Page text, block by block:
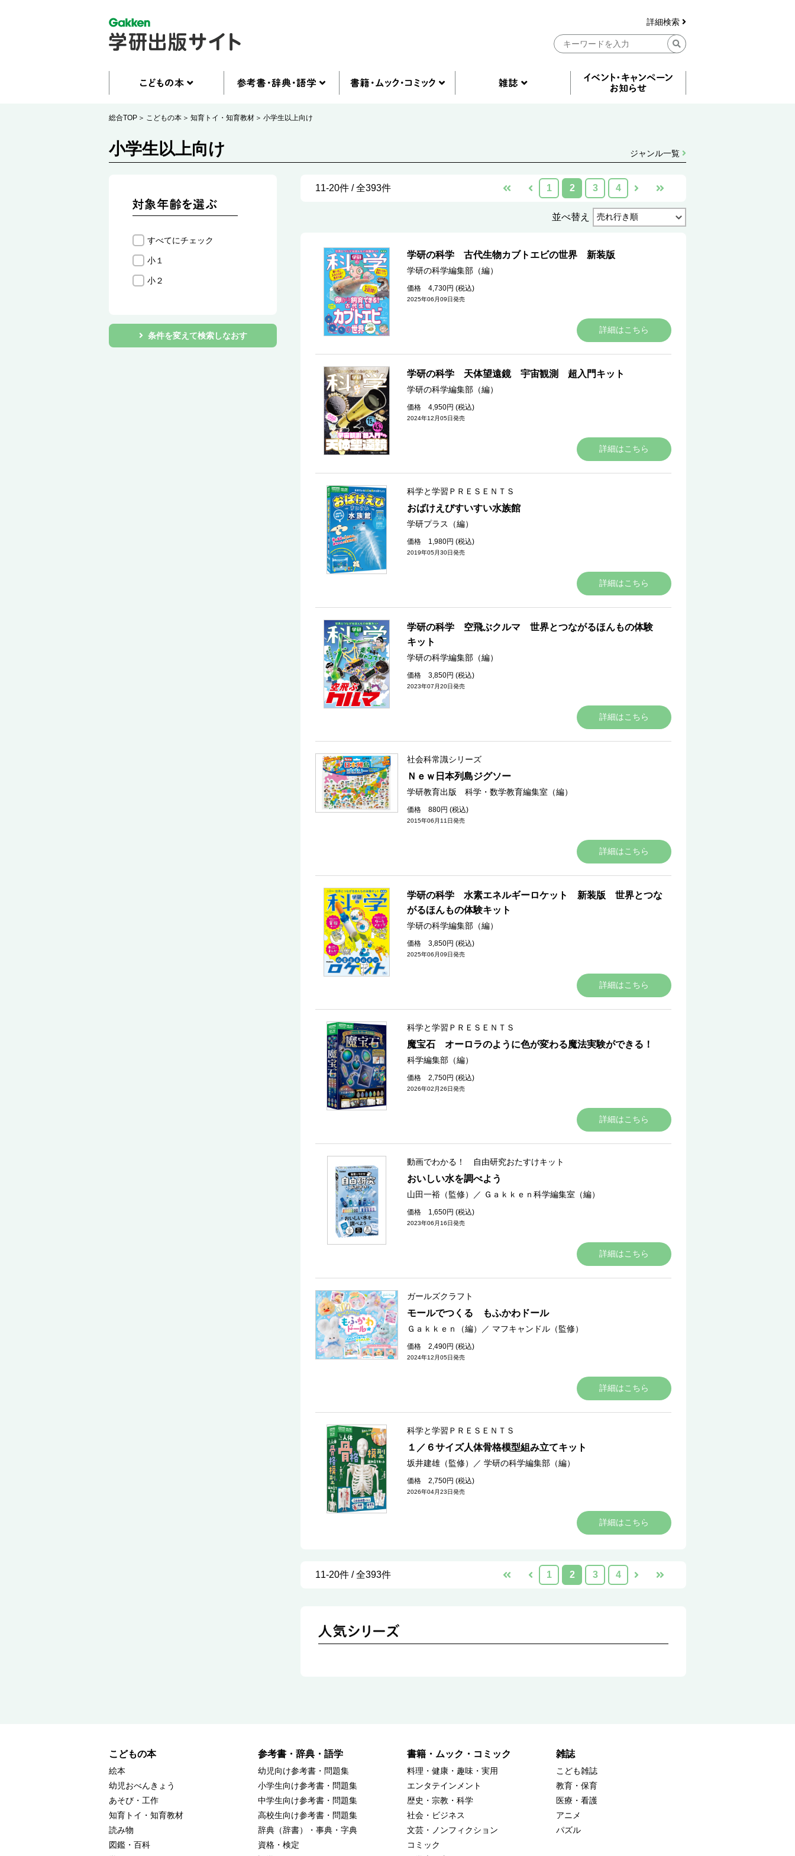
詳細検索
総合TOP こどもの本 知育トイ・知育教材 小学生以上向け
小学生以上向け ジャンル一覧
すべてにチェック
小１
小２
条件を変えて検索しなおす
11-20件 / 全393件 1 2 3 4
並べ替え
学研の科学 古代生物カブトエビの世界 新装版
学研の科学編集部（編）
価格 4,730円 (税込)
2025年06月09日発売
詳細はこちら
学研の科学 天体望遠鏡 宇宙観測 超入門キット
学研の科学編集部（編）
価格 4,950円 (税込)
2024年12月05日発売
詳細はこちら
科学と学習ＰＲＥＳＥＮＴＳ
おばけえびすいすい水族館
学研プラス（編）
価格 1,980円 (税込)
2019年05月30日発売
詳細はこちら
学研の科学 空飛ぶクルマ 世界とつながるほんもの体験
キット
学研の科学編集部（編）
価格 3,850円 (税込)
2023年07月20日発売
詳細はこちら
社会科常識シリーズ
Ｎｅｗ日本列島ジグソー
学研教育出版 科学・数学教育編集室（編）
価格 880円 (税込)
2015年06月11日発売
詳細はこちら
学研の科学 水素エネルギーロケット 新装版 世界とつな
がるほんもの体験キット
学研の科学編集部（編）
価格 3,850円 (税込)
2025年06月09日発売
詳細はこちら
科学と学習ＰＲＥＳＥＮＴＳ
魔宝石 オーロラのように色が変わる魔法実験ができる！
科学編集部（編）
価格 2,750円 (税込)
2026年02月26日発売
詳細はこちら
動画でわかる！ 自由研究おたすけキット
おいしい水を調べよう
山田一裕（監修） ／ Ｇａｋｋｅｎ科学編集室（編）
価格 1,650円 (税込)
2023年06月16日発売
詳細はこちら
ガールズクラフト
モールでつくる もふかわドール
Ｇａｋｋｅｎ（編） ／ マフキャンドル（監修）
価格 2,490円 (税込)
2024年12月05日発売
詳細はこちら
科学と学習ＰＲＥＳＥＮＴＳ
１／６サイズ人体骨格模型組み立てキット
坂井建雄（監修） ／ 学研の科学編集部（編）
価格 2,750円 (税込)
2026年04月23日発売
詳細はこちら
11-20件 / 全393件 1 2 3 4
こどもの本
絵本
幼児おべんきょう
あそび・工作
知育トイ・知育教材
読み物
図鑑・百科
参考書・辞典・語学
幼児向け参考書・問題集
小学生向け参考書・問題集
中学生向け参考書・問題集
高校生向け参考書・問題集
辞典（辞書）・事典・字典
資格・検定
書籍・ムック・コミック
料理・健康・趣味・実用
エンタテインメント
歴史・宗教・科学
社会・ビジネス
文芸・ノンフィクション
コミック
雑誌
こども雑誌
教育・保育
医療・看護
アニメ
パズル